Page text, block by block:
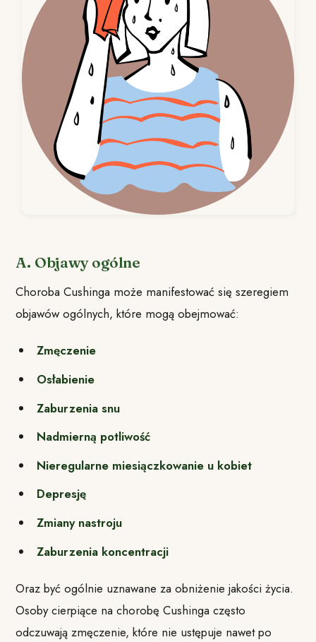
A. Objawy ogólne
Choroba Cushinga może manifestować się szeregiem
objawów ogólnych, które mogą obejmować:
Zmęczenie
Osłabienie
Zaburzenia snu
Nadmierną potliwość
Nieregularne miesiączkowanie u kobiet
Depresję
Zmiany nastroju
Zaburzenia koncentracji
Oraz być ogólnie uznawane za obniżenie jakości życia.
Osoby cierpiące na chorobę Cushinga często
odczuwają zmęczenie, które nie ustępuje nawet po